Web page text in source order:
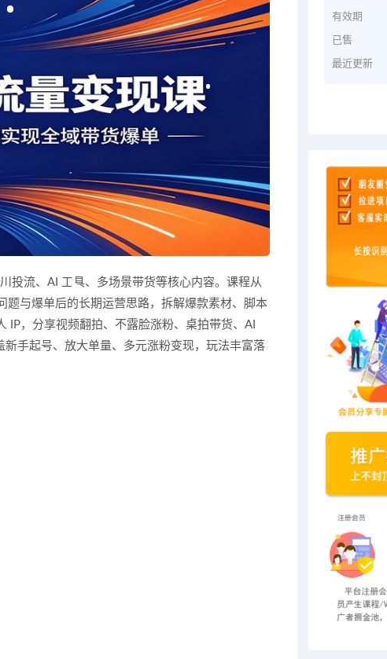
投流、AI 工具、多场景带货等核心内容。课程从
与爆单后的长期运营思路，拆解爆款素材、脚本
IP，分享视频翻拍、不露脸涨粉、桌拍带货、AI
手起号、放大单量、多元涨粉变现，玩法丰富落
有效期
已售
最近更新